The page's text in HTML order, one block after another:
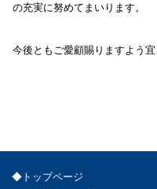
の充実に努めてまいります。
今後ともご愛顧賜りますよう
◆トップページ